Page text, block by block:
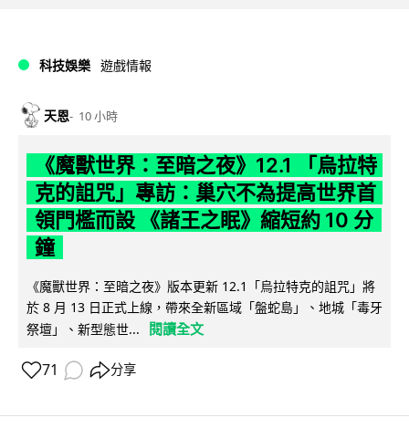
科技娛樂 遊戲情報
天恩 10 小時
《魔獸世界：至暗之夜》12.1 「烏拉特
克的詛咒」專訪：巢穴不為提高世界首
領門檻而設 《諸王之眠》縮短約 10 分
鐘
《魔獸世界：至暗之夜》版本更新 12.1「烏拉特克的詛咒」將
於 8 月 13 日正式上線，帶來全新區域「盤蛇島」、地城「毒牙
祭壇」、新型態世...
閱讀全文
71 分享